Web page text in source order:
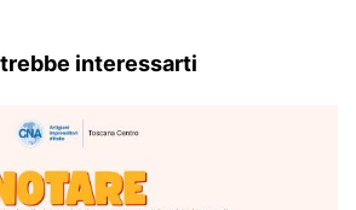
interessarti